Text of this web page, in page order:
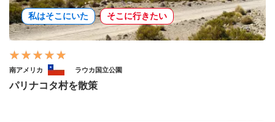
私はそこにいた そこに行きたい
南アメリカ ラウカ国立公園
パリナコタ村を散策